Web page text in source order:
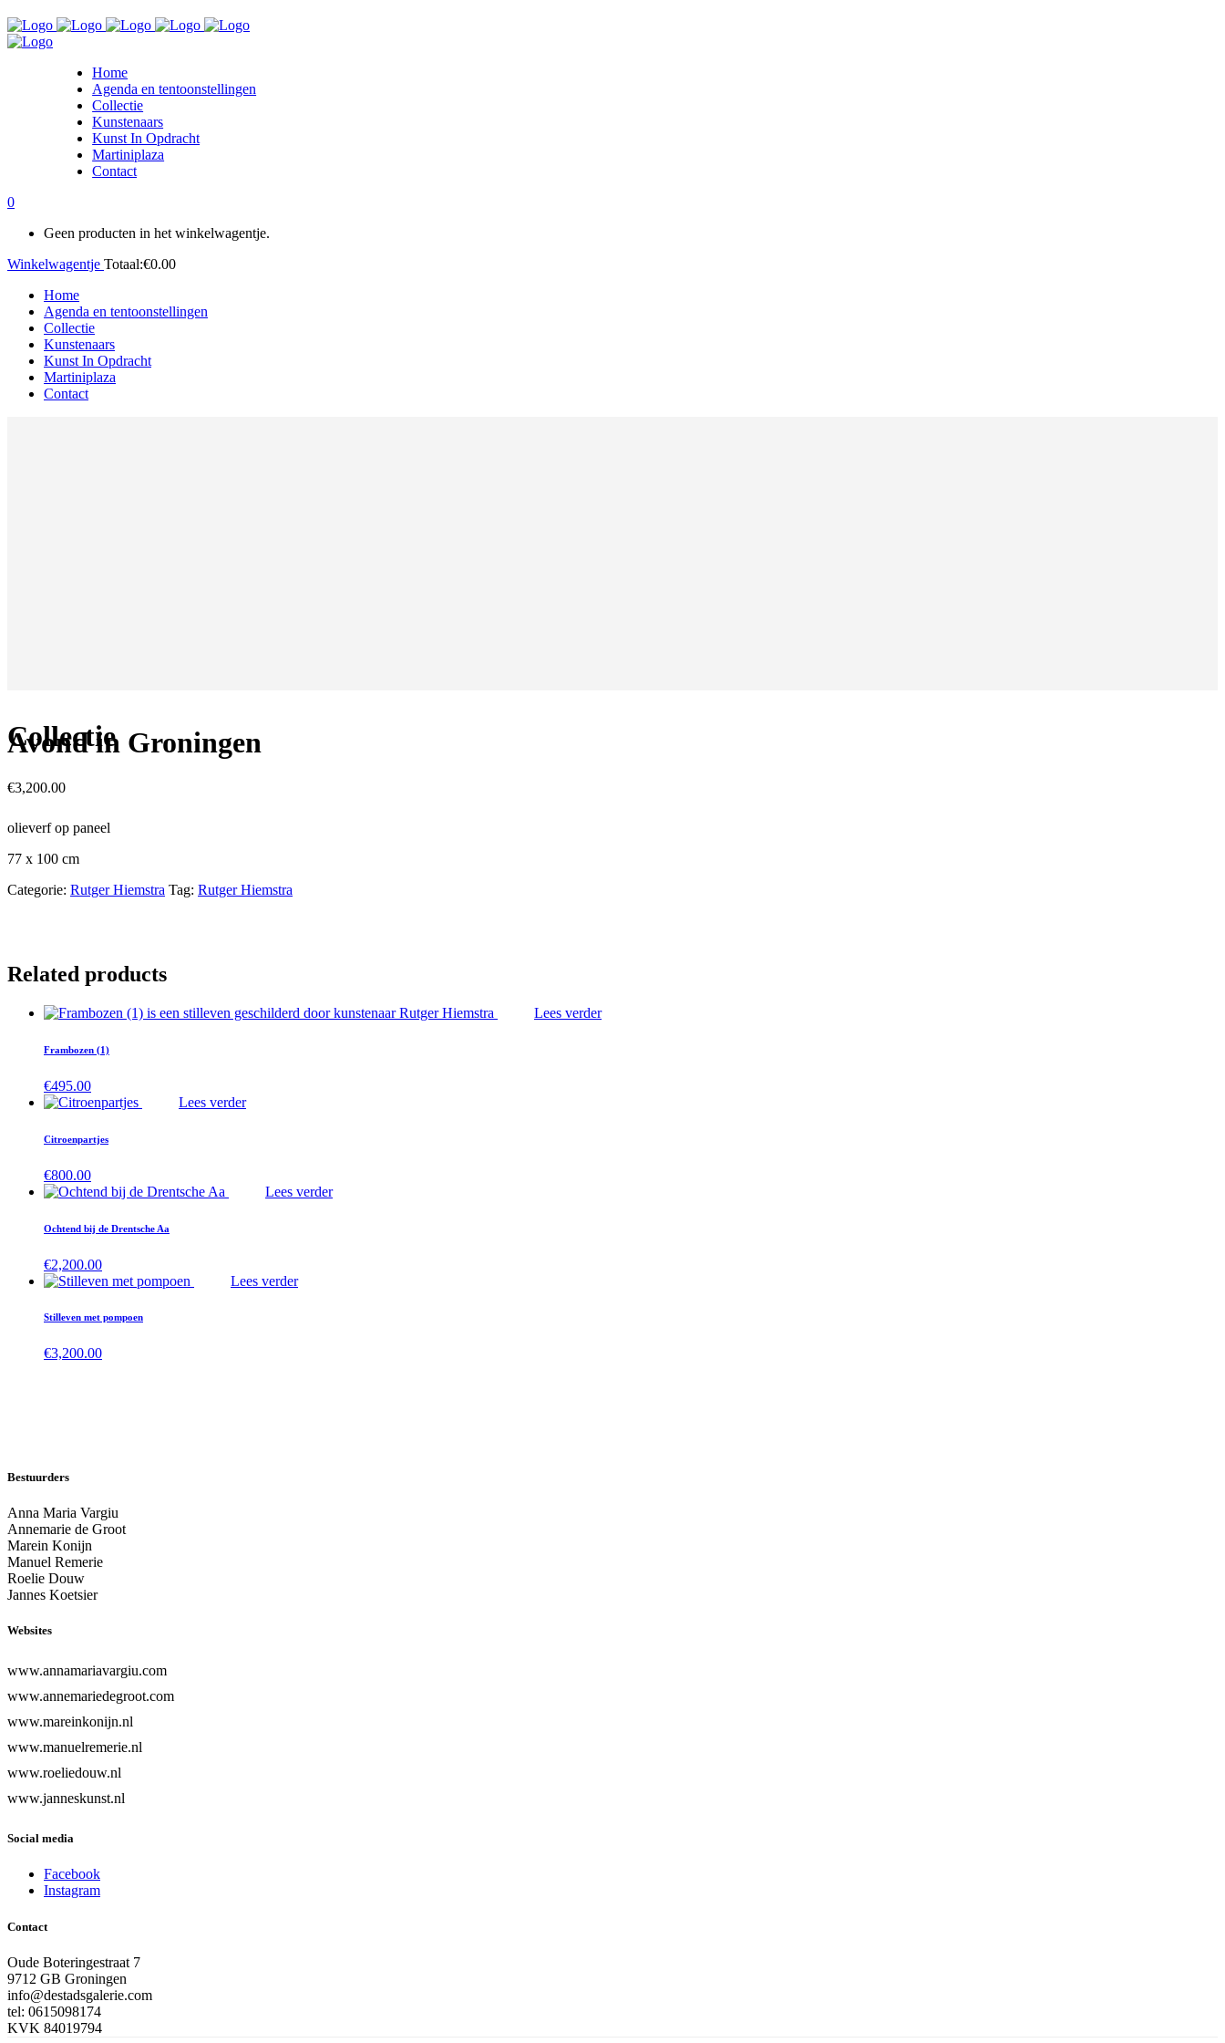
Home
Agenda en tentoonstellingen
Collectie
Kunstenaars
Kunst In Opdracht
Martiniplaza
Contact
0
Geen producten in het winkelwagentje.
Winkelwagentje Totaal:€0.00
Home
Agenda en tentoonstellingen
Collectie
Kunstenaars
Kunst In Opdracht
Martiniplaza
Contact
Collectie
Avond in Groningen
€3,200.00
olieverf op paneel
77 x 100 cm
Categorie: Rutger Hiemstra Tag: Rutger Hiemstra
Related products
Lees verder
Frambozen (1)
€495.00
Lees verder
Citroenpartjes
€800.00
Lees verder
Ochtend bij de Drentsche Aa
€2,200.00
Lees verder
Stilleven met pompoen
€3,200.00
Bestuurders
Anna Maria Vargiu
Annemarie de Groot
Marein Konijn
Manuel Remerie
Roelie Douw
Jannes Koetsier
Websites
www.annamariavargiu.com
www.annemariedegroot.com
www.mareinkonijn.nl
www.manuelremerie.nl
www.roeliedouw.nl
www.janneskunst.nl
Social media
Facebook
Instagram
Contact
Oude Boteringestraat 7
9712 GB Groningen
info@destadsgalerie.com
tel: 0615098174
KVK 84019794